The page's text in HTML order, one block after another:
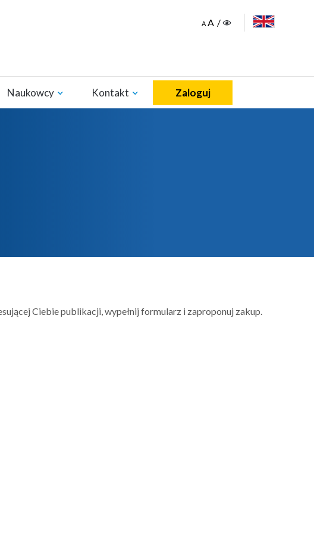
Naukowcy Kontakt Zaloguj
Ciebie publikacji, wypełnij formularz i zaproponuj zakup.